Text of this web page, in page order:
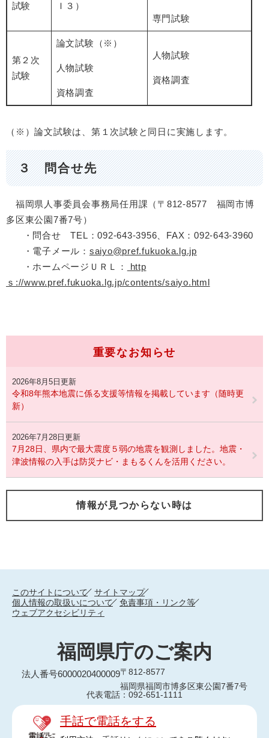
試験
Ｉ３）
専門試験
第２次
試験
論文試験（※）
人物試験
資格調査
人物試験
資格調査
（※）論文試験は、第１次試験と同日に実施します。
３ 問合せ先
福岡県人事委員会事務局任用課（〒812-8577 福岡市博
多区東公園7番7号）
・問合せ TEL：092-643-3956、FAX：092-643-3960
・電子メール： saiyo@pref.fukuoka.lg.jp
・ホームページＵＲＬ：
http
ｓ://www.pref.fukuoka.lg.jp/contents/saiyo.html
重要なお知らせ
2026年8月5日更新
令和8年熊本地震に係る支援等情報を掲載しています（随時更
新）
2026年7月28日更新
7月28日、県内で最大震度５弱の地震を観測しました。地震・
津波情報の入手は防災ナビ・まもるくんを活用ください。
情報が見つからない時は
このサイトについて
サイトマップ
個人情報の取扱いについて
免責事項・リンク等
ウェブアクセシビリティ
福岡県庁のご案内
法人番号6000020400009〒812-8577
福岡県福岡市博多区東公園7番7号
代表電話：092-651-1111
手話で電話をする